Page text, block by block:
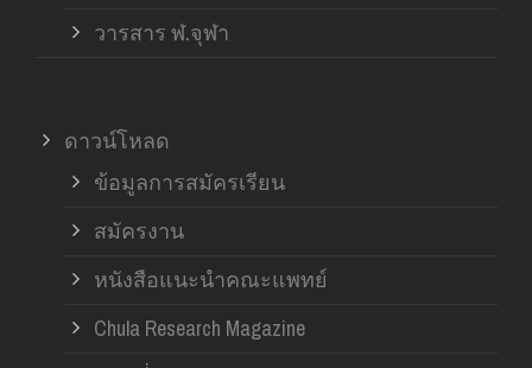
วารสาร ฬ.จุฬา
ดาวน์โหลด
ข้อมูลการสมัครเรียน
สมัครงาน
หนังสือแนะนำคณะแพทย์
Chula Research Magazine